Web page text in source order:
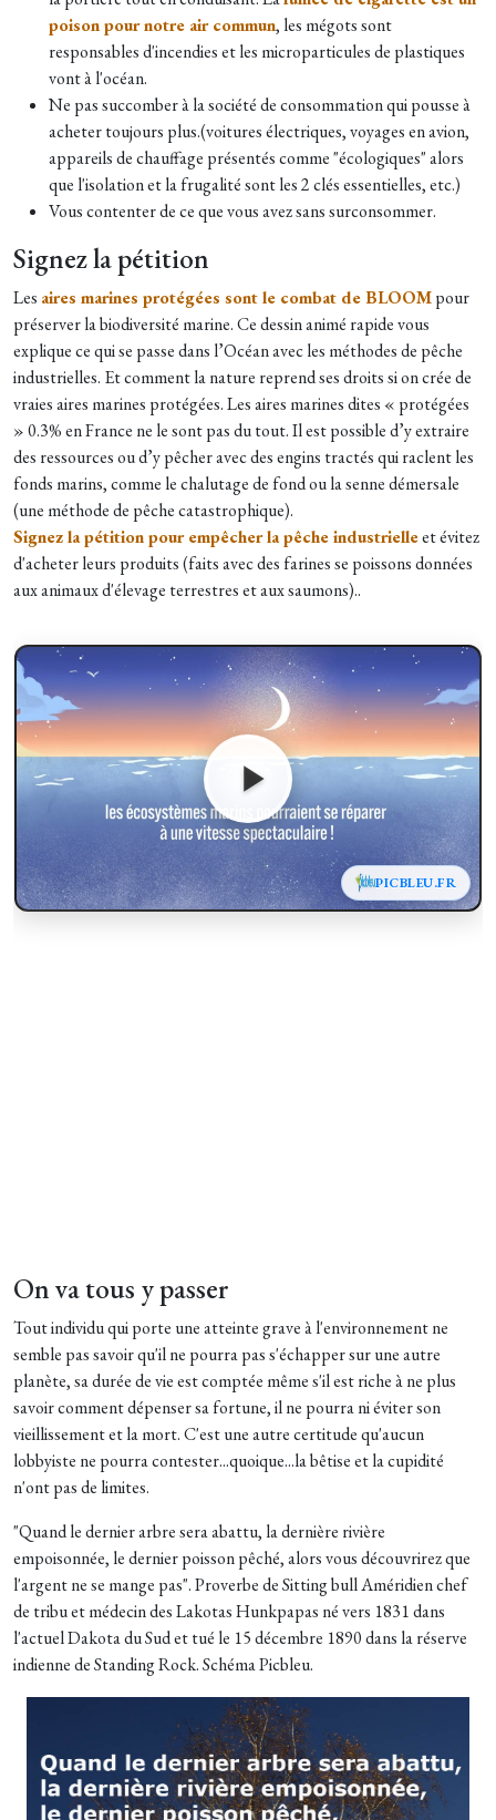
poison pour notre air commun, les mégots sont
responsables d'incendies et les microparticules de plastiques
vont à l'océan.
Ne pas succomber à la société de consommation qui pousse à
acheter toujours plus.(voitures électriques, voyages en avion,
appareils de chauffage présentés comme "écologiques" alors
que l'isolation et la frugalité sont les 2 clés essentielles, etc.)
Vous contenter de ce que vous avez sans surconsommer.
Signez la pétition
Les aires marines protégées sont le combat de BLOOMpour
préserver la biodiversité marine. Ce dessin animé rapide vous
explique ce qui se passe dans l’Océan avec les méthodes de pêche
industrielles. Et comment la nature reprend ses droits si on crée de
vraies aires marines protégées. Les aires marines dites « protégées
» 0.3% en France ne le sont pas du tout. Il est possible d’y extraire
des ressources ou d’y pêcher avec des engins tractés qui raclent les
fonds marins, comme le chalutage de fond ou la senne démersale
(une méthode de pêche catastrophique).
Signez la pétition pour empêcher la pêche industrielleet évitez
d'acheter leurs produits (faits avec des farines se poissons données
aux animaux d'élevage terrestres et aux saumons)..
PICBLEU.FR
On va tous y passer
Tout individu qui porte une atteinte grave à l'environnement ne
semble pas savoir qu'il ne pourra pas s'échapper sur une autre
planète, sa durée de vie est comptée même s'il est riche à ne plus
savoir comment dépenser sa fortune, il ne pourra ni éviter son
vieillissement et la mort. C'est une autre certitude qu'aucun
lobbyiste ne pourra contester...quoique...la bêtise et la cupidité
n'ont pas de limites.
"Quand le dernier arbre sera abattu, la dernière rivière
empoisonnée, le dernier poisson pêché, alors vous découvrirez que
l'argent ne se mange pas". Proverbe de Sitting bull Améridienchef
de tribu et médecin des Lakotas Hunkpapas né vers 1831 dans
l'actuel Dakota du Sud et tué le 15 décembre 1890 dans la réserve
indienne de Standing Rock. Schéma Picbleu.